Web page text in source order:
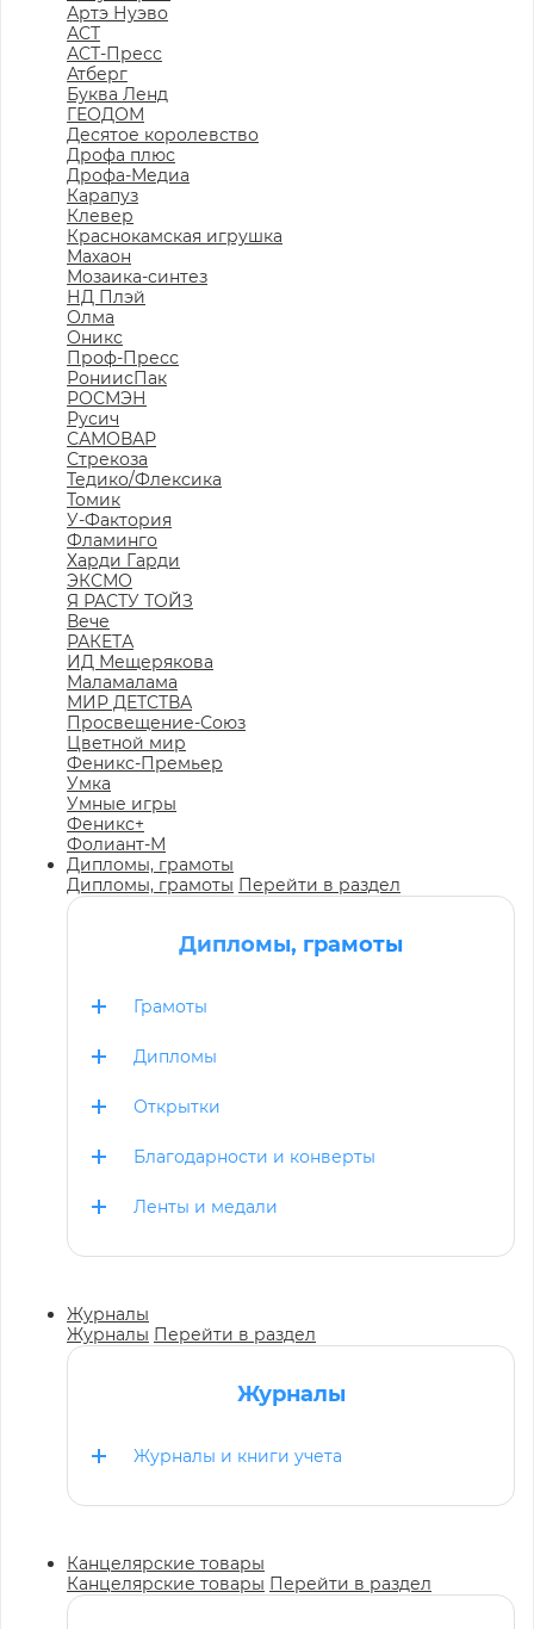
Артэ Нуэво
АСТ
АСТ-Пресс
Атберг
Буква Ленд
ГЕОДОМ
Десятое королевство
Дрофа плюс
Дрофа-Медиа
Карапуз
Клевер
Краснокамская игрушка
Махаон
Мозаика-синтез
НД Плэй
Олма
Оникс
Проф-Пресс
РониисПак
РОСМЭН
Русич
САМОВАР
Стрекоза
Тедико/Флексика
Томик
У-Фактория
Фламинго
Харди Гарди
ЭКСМО
Я РАСТУ ТОЙЗ
Вече
РАКЕТА
ИД Мещерякова
Маламалама
МИР ДЕТСТВА
Просвещение-Союз
Цветной мир
Феникс-Премьер
Умка
Умные игры
Феникс+
Фолиант-М
Дипломы, грамоты
Дипломы, грамоты Перейти в раздел
Дипломы, грамоты
Грамоты
Дипломы
Открытки
Благодарности и конверты
Ленты и медали
Журналы
Журналы Перейти в раздел
Журналы
Журналы и книги учета
Канцелярские товары
Канцелярские товары Перейти в раздел